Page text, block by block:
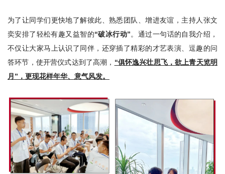
为了让同学们更快地了解彼此、熟悉团队、增进友谊，主持人张文
奕安排了轻松有趣又益智的“破冰行动”。通过一句话的自我介绍，
不仅让大家马上认识了同伴，还穿插了精彩的才艺表演、逗趣的问
答环节，使开营仪式达到了高潮， “俱怀逸兴壮思飞，欲上青天览明
月”，更现花样年华、意气风发。